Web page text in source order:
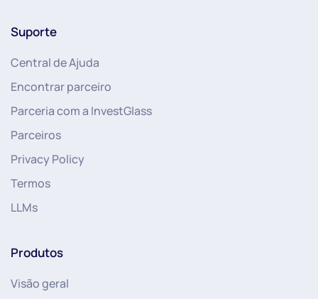
Suporte
Central de Ajuda
Encontrar parceiro
Parceria com a InvestGlass
Parceiros
Privacy Policy
Termos
LLMs
Produtos
Visão geral